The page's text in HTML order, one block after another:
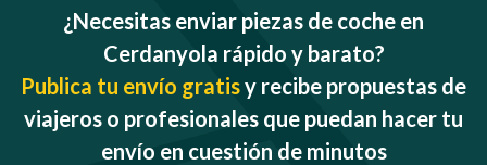
¿Necesitas enviar piezas de coche en
Cerdanyola rápido y barato?
Publica tu envío gratisy recibe propuestas de
viajeros o profesionales que puedan hacer tu
envío en cuestión de minutos